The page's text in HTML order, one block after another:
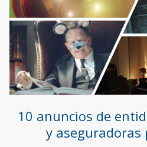
10 anuncios de
y aseguradoras